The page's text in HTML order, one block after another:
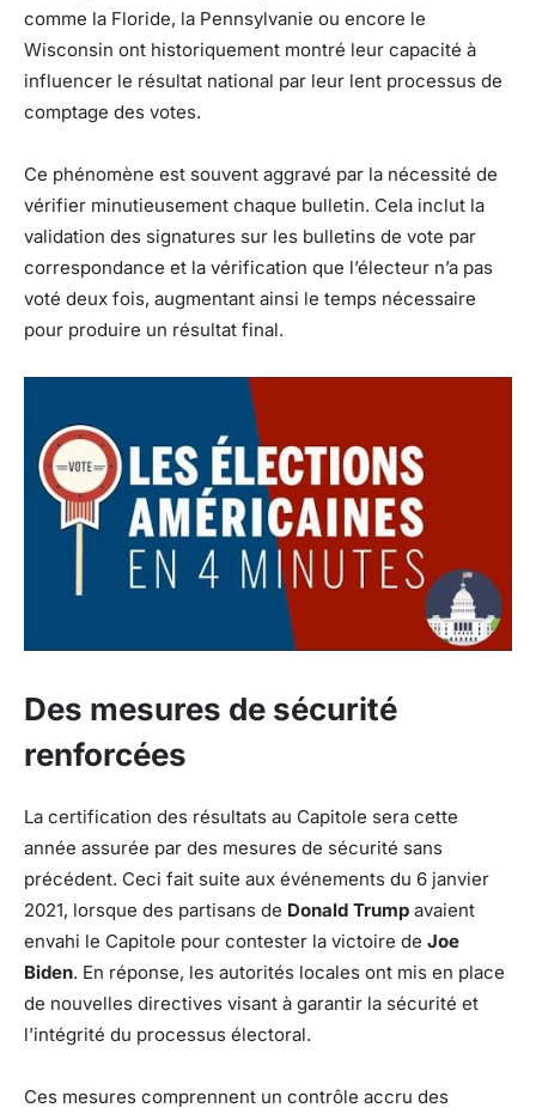
comme la Floride, la Pennsylvanie ou encore le
Wisconsin ont historiquement montré leur capacité à
influencer le résultat national par leur lent processus de
comptage des votes.
Ce phénomène est souvent aggravé par la nécessité de
vérifier minutieusement chaque bulletin. Cela inclut la
validation des signatures sur les bulletins de vote par
correspondance et la vérification que l’électeur n’a pas
voté deux fois, augmentant ainsi le temps nécessaire
pour produire un résultat final.
Des mesures de sécurité
renforcées
La certification des résultats au Capitole sera cette
année assurée par des mesures de sécurité sans
précédent. Ceci fait suite aux événements du 6 janvier
2021, lorsque des partisans de Donald Trump avaient
envahi le Capitole pour contester la victoire de Joe
Biden. En réponse, les autorités locales ont mis en place
de nouvelles directives visant à garantir la sécurité et
l’intégrité du processus électoral.
Ces mesures comprennent un contrôle accru des